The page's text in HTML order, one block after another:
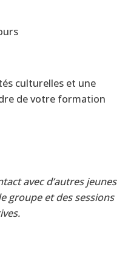
culturelles et une
de votre formation
avec d’autres jeunes
groupe et des sessions